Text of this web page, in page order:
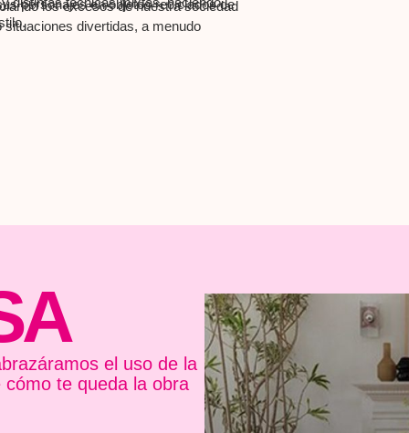
los excesos de nuestra sociedad
divertidas, a menudo
personajes en objetos reciclados de
el uso de la
te queda la obra